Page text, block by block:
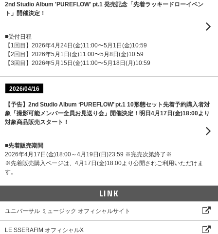
2nd Studio Album 'PUREFLOW' pt.1 発売記念「先着ラッキードローイベン
ト」開催決定！
■受付日程
【1回目】2026年4月24日(金)11:00〜5月1日(金)10:59
【2回目】2026年5月1日(金)11:00〜5月8日(金)10:59
【3回目】2026年5月15日(金)11:00〜5月18日(月)10:59
2026/04/16
【予告】2nd Studio Album ‘PUREFLOW’ pt.1 10形態セット先着予約購入者対
象「撮影可能メンバー全員お見送り会」開催決定！明日4月17日(金)18:00より
対象商品販売スタート！
■先着販売期間
2026年4月17日(金)18:00～4月19日(日)23:59 ※完売次第終了※
※先着販売購入ページは、4月17日(金)18:00より公開されご利用いただけま
す。
LINK
ユニバーサル ミュージック オフィシャルサイト
LE SSERAFIM オフィシャルX